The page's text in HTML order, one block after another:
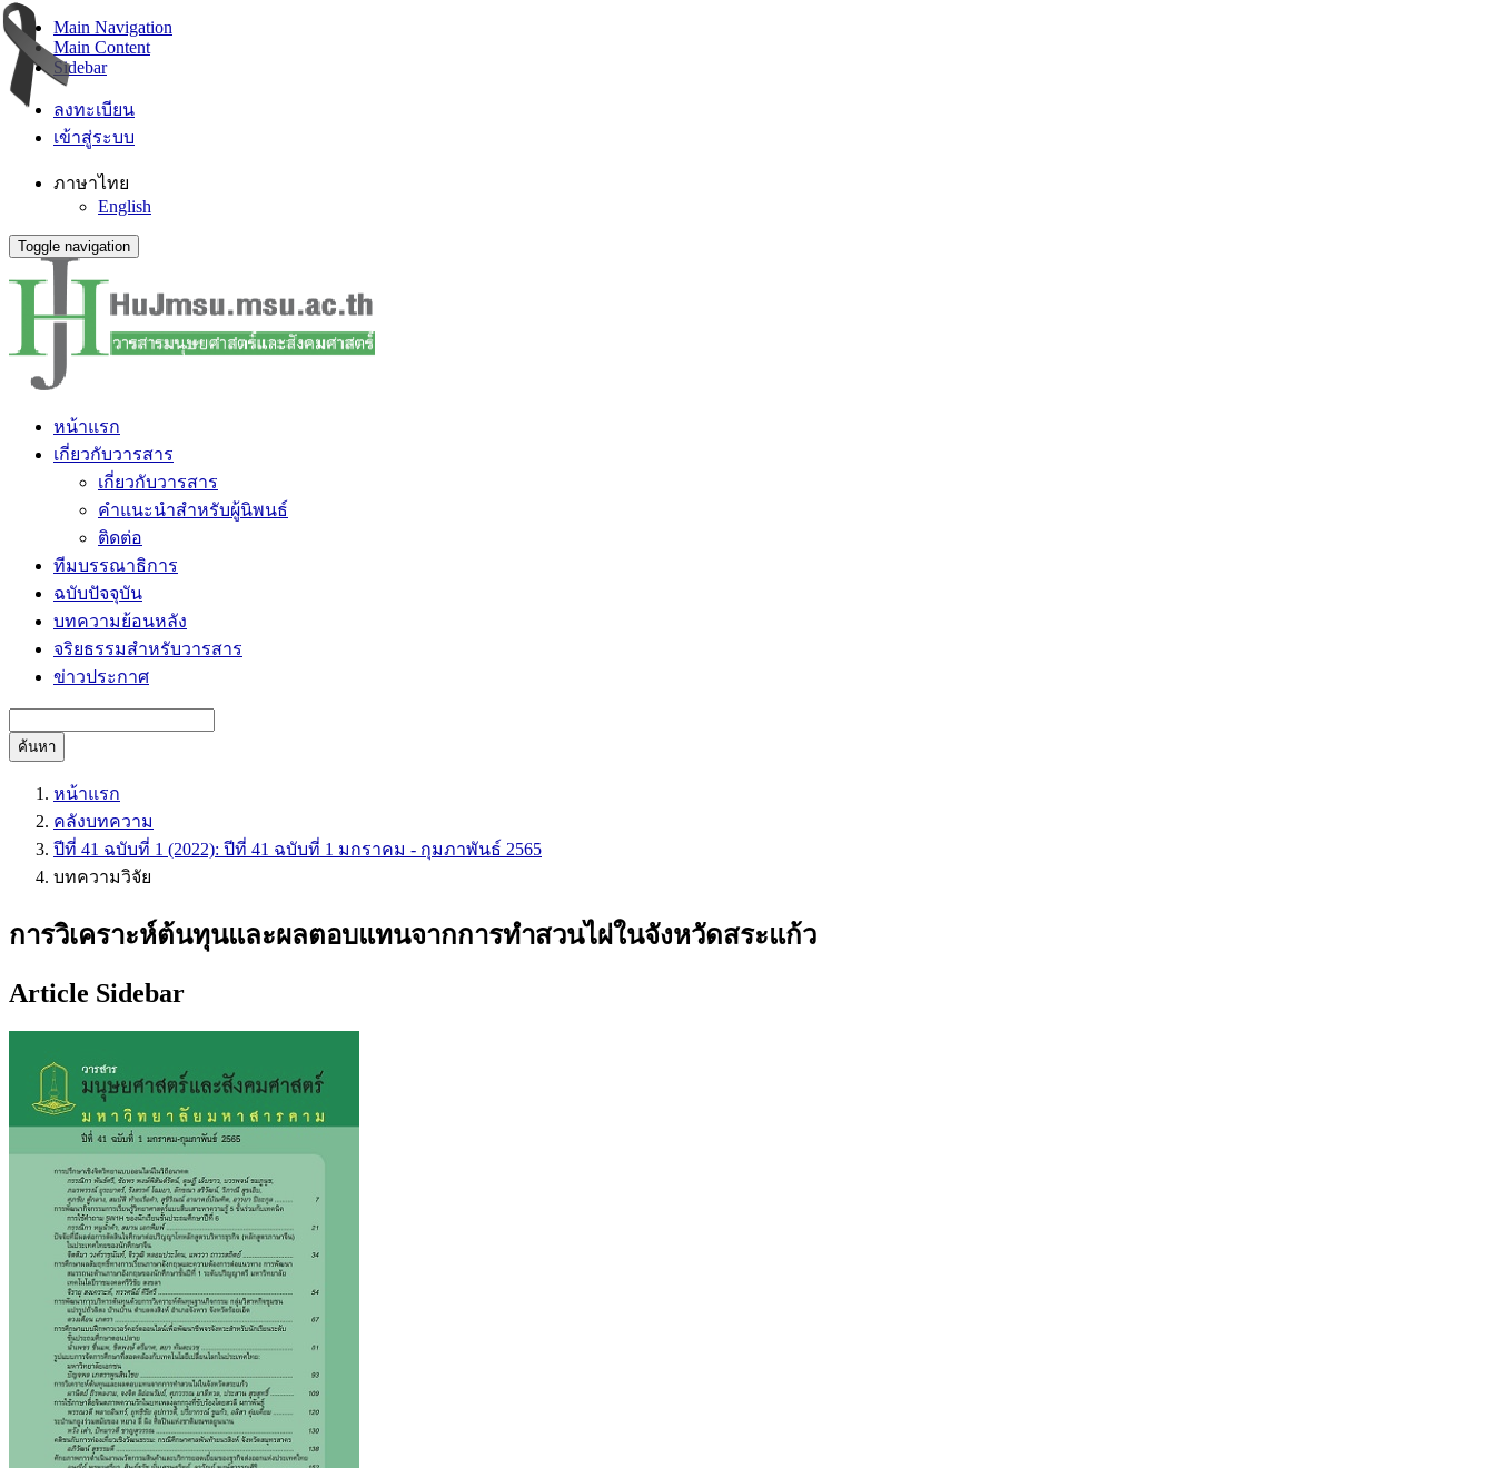
Main Navigation
Main Content
Sidebar
ลงทะเบียน
เข้าสู่ระบบ
ภาษาไทย
English
Toggle navigation
หน้าแรก
เกี่ยวกับวารสาร
เกี่ยวกับวารสาร
คำแนะนำสำหรับผู้นิพนธ์
ติดต่อ
ทีมบรรณาธิการ
ฉบับปัจจุบัน
บทความย้อนหลัง
จริยธรรมสำหรับวารสาร
ข่าวประกาศ
ค้นหา
หน้าแรก
คลังบทความ
ปีที่ 41 ฉบับที่ 1 (2022): ปีที่ 41 ฉบับที่ 1 มกราคม - กุมภาพันธ์ 2565
บทความวิจัย
การวิเคราะห์ต้นทุนและผลตอบแทนจากการทำสวนไผ่ในจังหวัดสระแก้ว
Article Sidebar